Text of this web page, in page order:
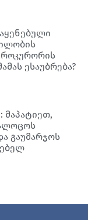
ესაუბრება?
მაპატიეთ,
გაუმარჯოს